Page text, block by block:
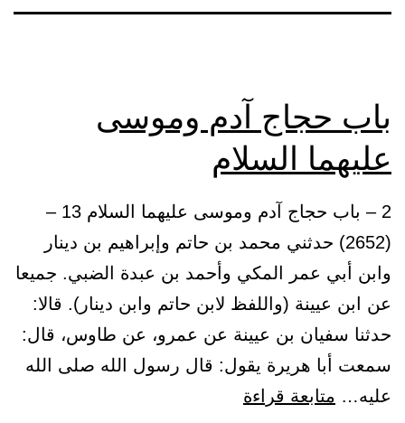
باب حجاج آدم وموسى
عليهما السلام
2 – باب حجاج آدم وموسى عليهما السلام 13 –
(2652) حدثني محمد بن حاتم وإبراهيم بن دينار
وابن أبي عمر المكي وأحمد بن عبدة الضبي. جميعا
عن ابن عيينة (واللفظ لابن حاتم وابن دينار). قالا:
حدثنا سفيان بن عيينة عن عمرو، عن طاوس، قال:
سمعت أبا هريرة يقول: قال رسول الله صلى الله
عليه… متابعة قراءة